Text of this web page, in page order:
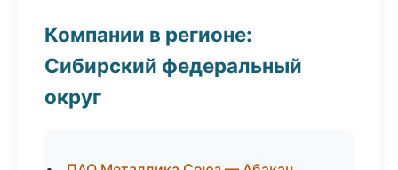
Компании в регионе:
Сибирский федеральный
округ